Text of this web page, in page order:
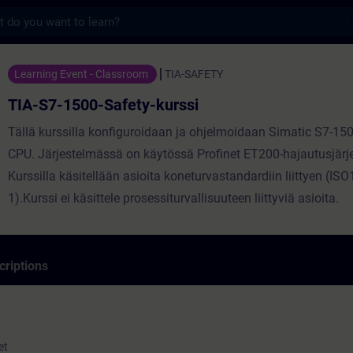
Safety-kurssi - Entraînement - Formation
Learning Event - Classroom TIA-SAFETY
TIA-S7-1500-Safety-kurssi
Tällä kurssilla konfiguroidaan ja ohjelmoidaan Simatic S7-
CPU. Järjestelmässä on käytössä Profinet ET200-
Kurssilla käsitellään asioita koneturvastandardiin liittyen
1).Kurssi ei käsittele prosessiturvallisuuteen liittyviä asioita.